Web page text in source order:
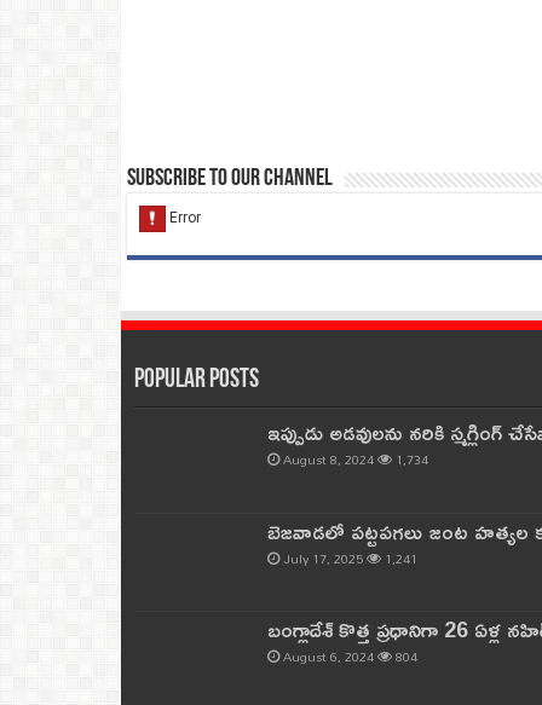
Subscribe to our Channel
Popular Posts
ఇప్పుడు అడవులను నరికి
August 8, 2024 1,734
బెజవాడలో పట్టపగలు జంట
July 17, 2025 1,241
బంగ్లాదేశ్ కొత్త ప్రధానిగా 26 ఏళ్ల
August 6, 2024 804